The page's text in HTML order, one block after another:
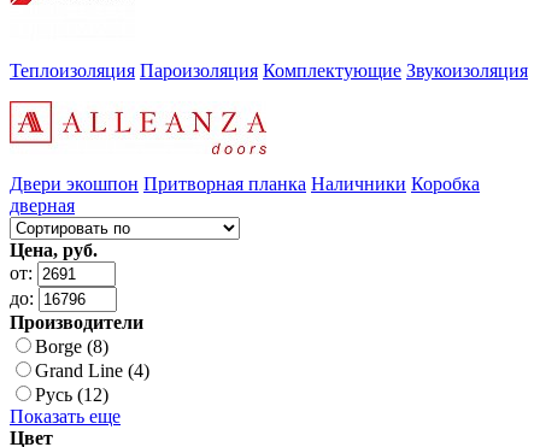
Теплоизоляция Пароизоляция Комплектующие Звукоизоляция
Двери экошпон Притворная планка Наличники Коробка
дверная
Цена, руб.
от:
до:
Производители
Borge (8)
Grand Line (4)
Русь (12)
Показать еще
Цвет